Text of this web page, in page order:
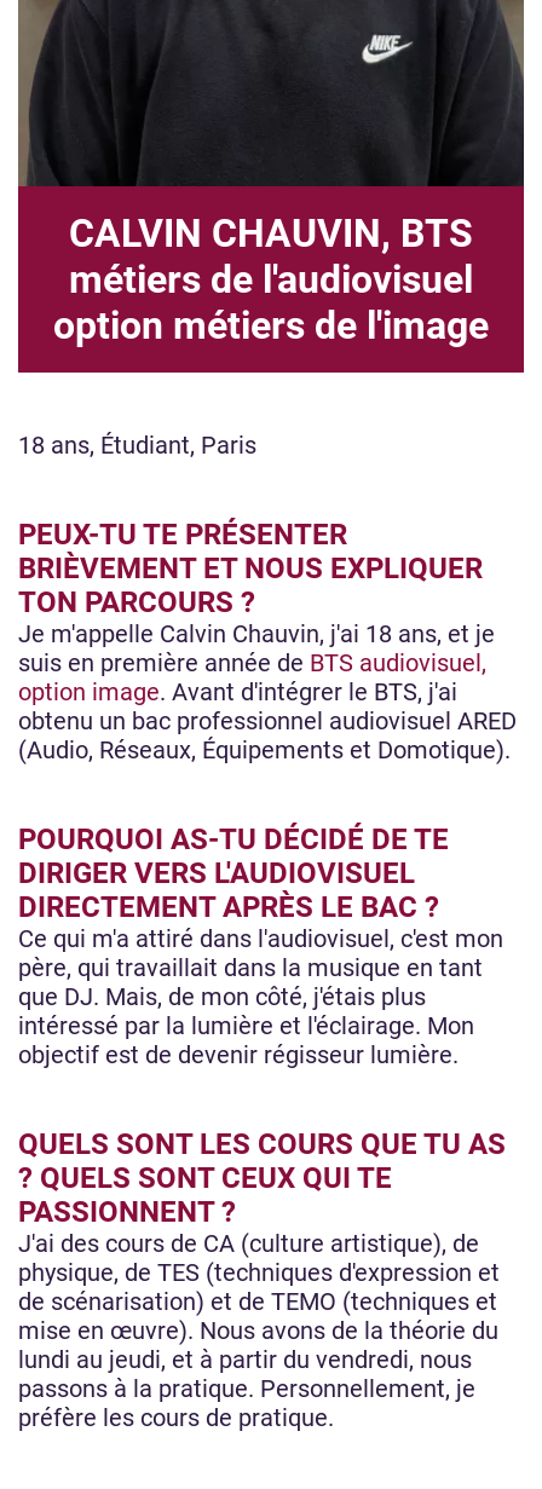
CALVIN CHAUVIN, BTS
métiers de l'audiovisuel
option métiers de l'image
18 ans, Étudiant, Paris
PEUX-TU TE PRÉSENTER
BRIÈVEMENT ET NOUS EXPLIQUER
TON PARCOURS ?
Je m'appelle Calvin Chauvin, j'ai 18 ans, et je
suis en première année de BTS audiovisuel,
option image. Avant d'intégrer le BTS, j'ai
obtenu un bac professionnel audiovisuel ARED
(Audio, Réseaux, Équipements et Domotique).
POURQUOI AS-TU DÉCIDÉ DE TE
DIRIGER VERS L'AUDIOVISUEL
DIRECTEMENT APRÈS LE BAC ?
Ce qui m'a attiré dans l'audiovisuel, c'est mon
père, qui travaillait dans la musique en tant
que DJ. Mais, de mon côté, j'étais plus
intéressé par la lumière et l'éclairage. Mon
objectif est de devenir régisseur lumière.
QUELS SONT LES COURS QUE TU AS
? QUELS SONT CEUX QUI TE
PASSIONNENT ?
J'ai des cours de CA (culture artistique), de
physique, de TES (techniques d'expression et
de scénarisation) et de TEMO (techniques et
mise en œuvre). Nous avons de la théorie du
lundi au jeudi, et à partir du vendredi, nous
passons à la pratique. Personnellement, je
préfère les cours de pratique.